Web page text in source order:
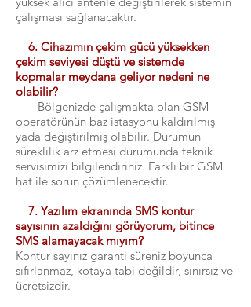
çalışması sağlanacaktır.
6. Cihazımın çekim gücü yüksekken
çekim seviyesi düştü ve sistemde
kopmalar meydana geliyor nedeni ne
olabilir?
Bölgenizde çalışmakta olan GSM
operatörünün baz istasyonu kaldırılmış
yada değiştirilmiş olabilir. Durumun
süreklilik arz etmesi durumunda teknik
servisimizi bilgilendiriniz. Farklı bir GSM
hat ile sorun çözümlenecektir.
7. Yazılım ekranında SMS kontur
sayısının azaldığını görüyorum, bitince
SMS alamayacak mıyım?
Kontur sayınız garanti süreniz boyunca
sıfırlanmaz, kotaya tabi değildir, sınırsız ve
ücretsizdir.